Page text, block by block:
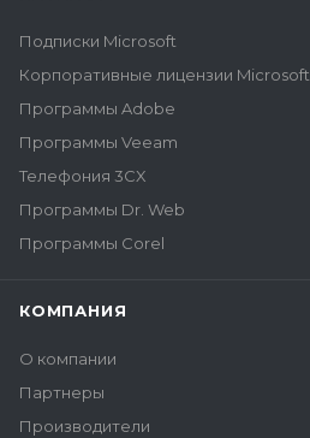
Подписки Microsoft
Корпоративные лицензии Microsoft
Программы Adobe
Программы Veeam
Телефония 3CX
Программы Dr. Web
Программы Corel
КОМПАНИЯ
О компании
Партнеры
Производители